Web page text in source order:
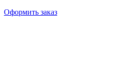
Оформить заказ